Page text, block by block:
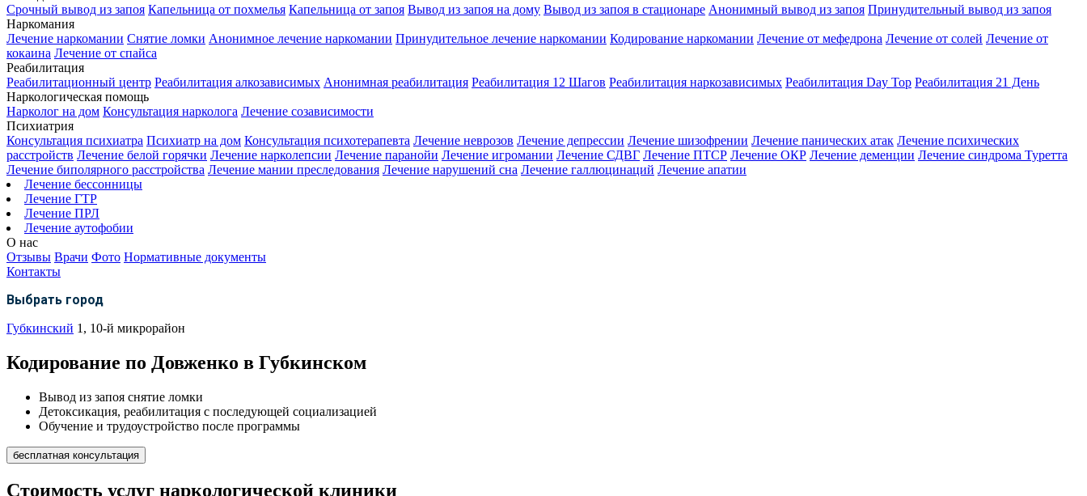
Срочный вывод из запоя Капельница от похмелья Капельница от запоя Вывод из запоя на дому Вывод из запоя в стационаре Анонимный вывод из запоя Принудительный вывод из запоя
Наркомания
Лечение наркомании Снятие ломки Анонимное лечение наркомании Принудительное лечение наркомании Кодирование наркомании Лечение от мефедрона Лечение от солей Лечение от
кокаина Лечение от спайса
Реабилитация
Реабилитационный центр Реабилитация алкозависимых Анонимная реабилитация Реабилитация 12 Шагов Реабилитация наркозависимых Реабилитация Day Top Реабилитация 21 День
Наркологическая помощь
Нарколог на дом Консультация нарколога Лечение созависимости
Психиатрия
Консультация психиатра Психиатр на дом Консультация психотерапевта Лечение неврозов Лечение депрессии Лечение шизофрении Лечение панических атак Лечение психических
расстройств Лечение белой горячки Лечение нарколепсии Лечение паранойи Лечение игромании Лечение СДВГ Лечение ПТСР Лечение ОКР Лечение деменции Лечение синдрома Туретта
Лечение биполярного расстройства Лечение мании преследования Лечение нарушений сна Лечение галлюцинаций Лечение апатии
Лечение бессонницы
Лечение ГТР
Лечение ПРЛ
Лечение аутофобии
О нас
Отзывы Врачи Фото Нормативные документы
Контакты
Выбрать город
Губкинский 1, 10-й микрорайон
Кодирование по Довженко в Губкинском
Вывод из запоя снятие ломки
Детоксикация, реабилитация с последующей социализацией
Обучение и трудоустройство после программы
бесплатная консультация
Стоимость услуг наркологической клиники